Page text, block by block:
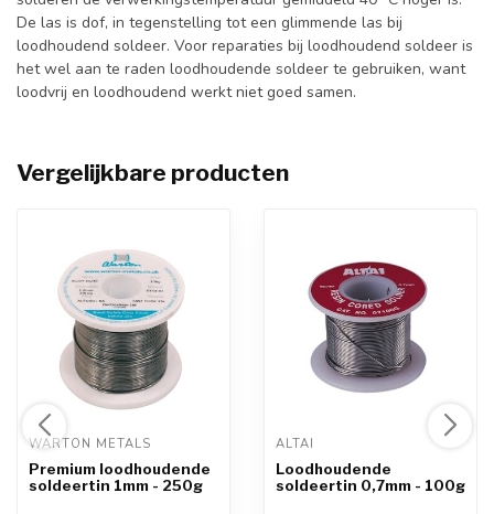
De las is dof, in tegenstelling tot een glimmende las bij
loodhoudend soldeer. Voor reparaties bij loodhoudend soldeer is
het wel aan te raden loodhoudende soldeer te gebruiken, want
loodvrij en loodhoudend werkt niet goed samen.
Vergelijkbare producten
WARTON METALS
Premium loodhoudende
soldeertin 1mm - 250g
ALTAI
Loodhoudende
soldeertin 0,7mm - 100g